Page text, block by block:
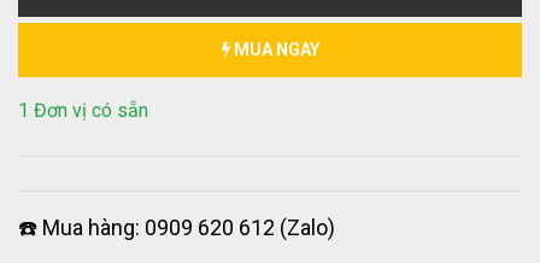
MUA NGAY
1 Đơn vị có sẵn
☎️ Mua hàng: 0909 620 612 (Zalo)